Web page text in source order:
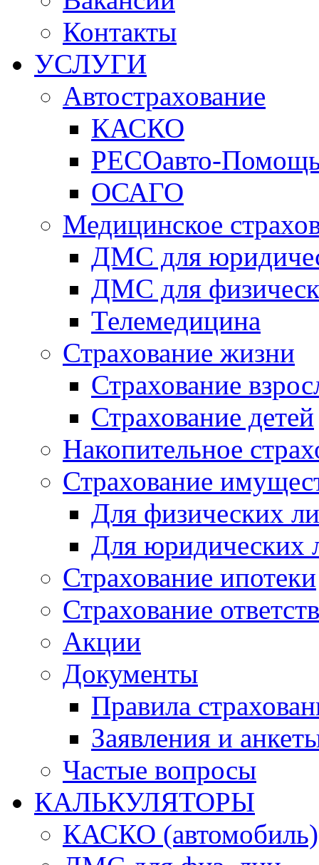
Контакты
УСЛУГИ
Автострахование
КАСКО
РЕСОавто-
ОСАГО
Медицинское
ДМС для
ДМС для
Телемедицина
Страхование жизни
Страхование
Страхование детей
Накопительное
Страхование
Для физических
Для юридических
Страхование ипотеки
Страхование
Акции
Документы
Правила
Заявления и
Частые вопросы
КАЛЬКУЛЯТОРЫ
КАСКО (автомобиль)